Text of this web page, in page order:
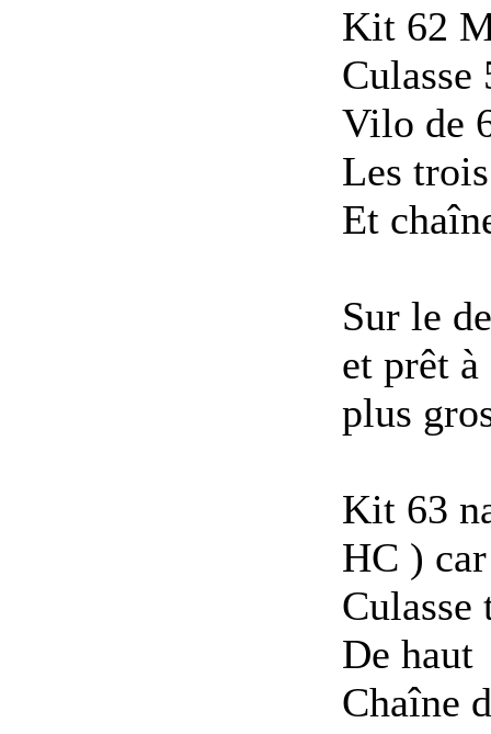
Kit 62
Culasse
Vilo de
Les
Et
Sur le
et prêt
plus
Kit 63
HC )
Culasse
De haut
Chaîne